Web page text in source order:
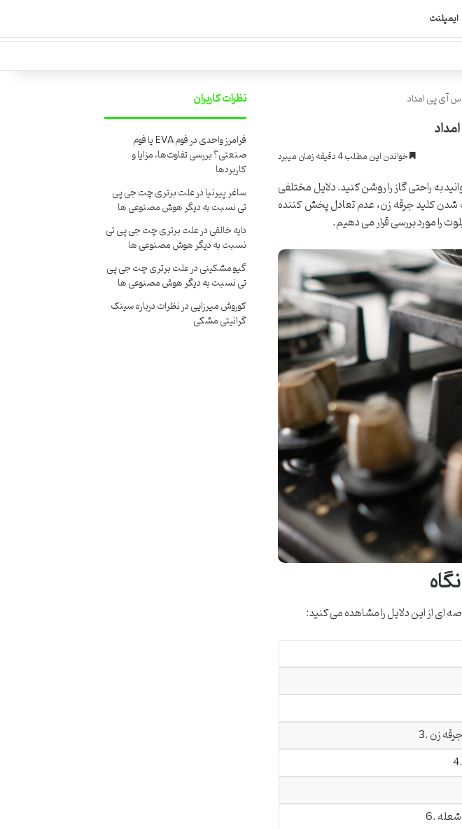
ایمپلنت
آی پی امداد
خواندن این مطلب 4 دقیقه زمان میبرد
به راحتی گاز را روشن کنید. دلایل مختلفی
شدن کلید جرقه زن، عدم تعادل پخش کننده
ای از این دلایل را مشاهده می کنید:
زن
نظرات کاربران
فرامرز واحدیدر فوم EVA یا فوم
صنعتی؟ بررسی تفاوت‌ها، مزایا و
کاربردها
ساغر پیرنیادرعلت برتری چت جی پی
تی نسبت به دیگر هوش مصنوعی ها
دایه خالقیدرعلت برتری چت جی پی تی
نسبت به دیگر هوش مصنوعی ها
گیو مشکینیدرعلت برتری چت جی پی
تی نسبت به دیگر هوش مصنوعی ها
کوروش میرزاییدرنظرات درباره سینک
گرانیتی مشکی